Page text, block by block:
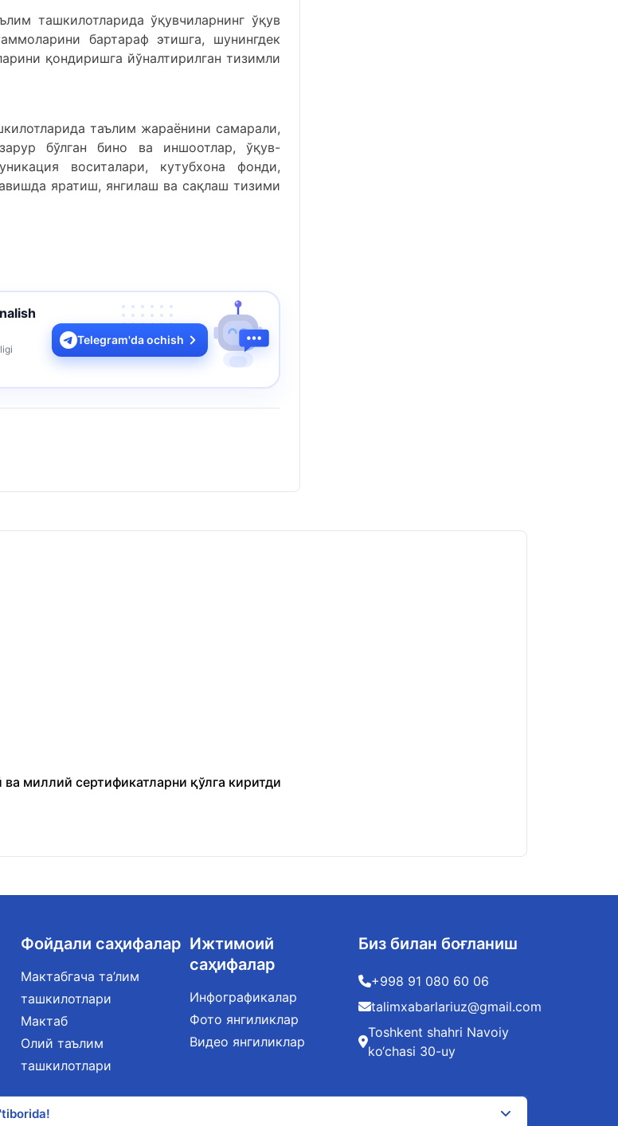
ташкилотларида ўқувчиларнинг ўқув
бартараф этишга, шунингдек
қондиришга йўналтирилган тизимли
таълим жараёнини самарали,
бўлган бино ва иншоотлар, ўқув-
воситалари, кутубхона фонди,
яратиш, янгилаш ва сақлаш тизими
Telegram'da ochish
миллий сертификатларни қўлга киритди
Фойдали саҳифалар
Мактабгача та’лим
ташкилотлари
Мактаб
Олий таълим
ташкилотлари
Ижтимоий
саҳифалар
Инфографикалар
Фото янгиликлар
Видео янгиликлар
Биз билан боғланиш
+998 91 080 60 06
talimxabarlariuz@gmail.com
Toshkent shahri Navoiy
ko‘chasi 30-uy